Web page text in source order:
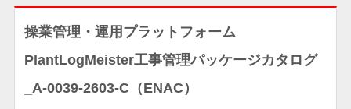
操業管理・運用プラットフォーム
PlantLogMeister工事管理パッケージカタログ
_A-0039-2603-C（ENAC）